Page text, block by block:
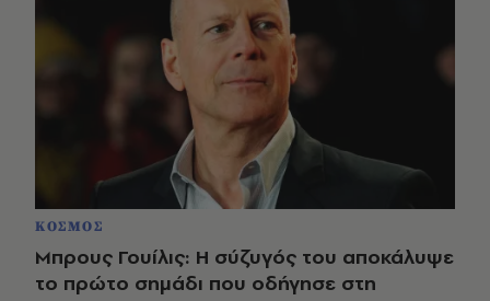
ΚΟΣΜΟΣ
Μπρους Γουίλις: Η σύζυγός του αποκάλυψε
το πρώτο σημάδι που οδήγησε στη